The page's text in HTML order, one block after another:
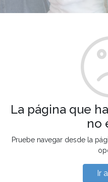
La página que
no
Pruebe navegar desde la
Ir